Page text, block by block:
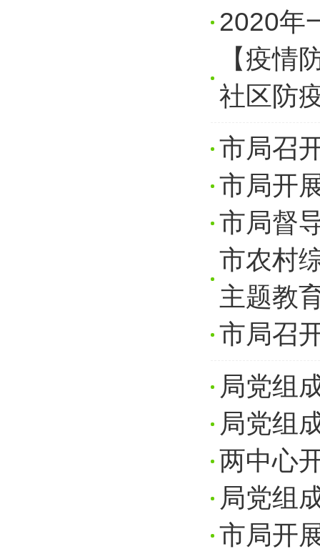
2020年
【疫情
社区防
市局召
市局开
市局督
市农村
主题教
市局召
局党组
局党组
两中心
局党组
市局开